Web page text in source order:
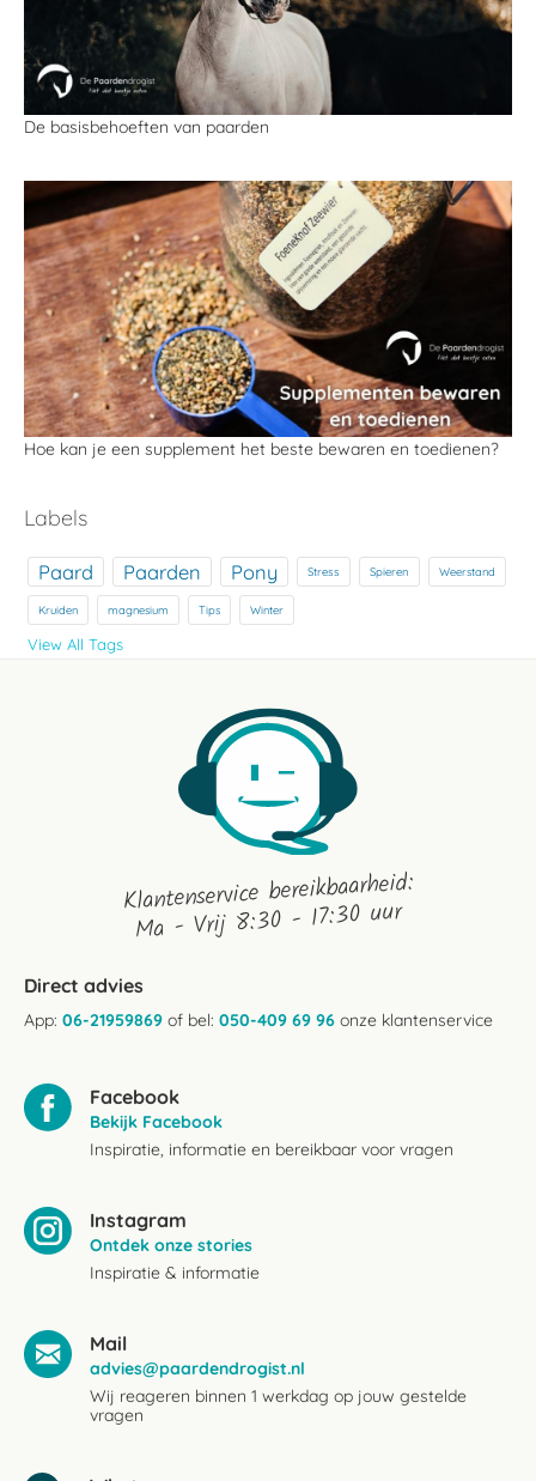
De basisbehoeften van paarden
Hoe kan je een supplement het beste bewaren en toedienen?
Labels
Paard Paarden Pony Stress Spieren Weerstand
Kruiden magnesium Tips Winter
View All Tags
Klantenservice bereikbaarheid:
Ma - Vrij 8:30 - 17:30 uur
Direct advies
App: 06-21959869 of bel: 050-409 69 96 onze klantenservice
Facebook
Bekijk Facebook
Inspiratie, informatie en bereikbaar voor vragen
Instagram
Ontdek onze stories
Inspiratie & informatie
Mail
advies@paardendrogist.nl
Wij reageren binnen 1 werkdag op jouw gestelde
vragen